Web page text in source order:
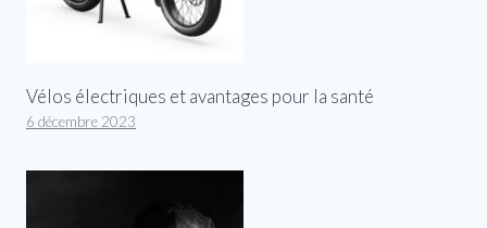
Vélos électriques et avantages pour la santé
6 décembre 2023